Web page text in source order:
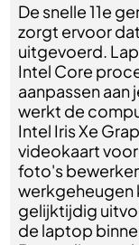
De snelle 11e
zorgt ervoor
uitgevoerd.
Intel Core
aanpassen
werkt de
Intel Iris Xe
videokaart
foto's
werkgeheugen
gelijktijdig
de laptop